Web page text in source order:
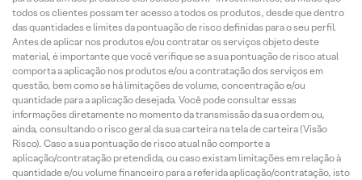
todos os clientes possam ter acesso a todos os produtos, desde que dentro
das quantidades e limites da pontuação de risco definidas para o seu perfil.
Antes de aplicar nos produtos e/ou contratar os serviços objeto deste
material, é importante que você verifique se a sua pontuação de risco atual
comporta a aplicação nos produtos e/ou a contratação dos serviços em
questão, bem como se há limitações de volume, concentração e/ou
quantidade para a aplicação desejada. Você pode consultar essas
informações diretamente no momento da transmissão da sua ordem ou,
ainda, consultando o risco geral da sua carteira na tela de carteira (Visão
Risco). Caso a sua pontuação de risco atual não comporte a
aplicação/contratação pretendida, ou caso existam limitações em relação à
quantidade e/ou volume financeiro para a referida aplicação/contratação, isto